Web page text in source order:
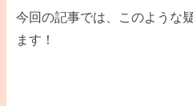
今回の記事では、このような
ます！